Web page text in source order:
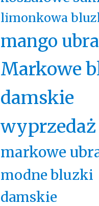
limonkowa
mango
Markowe
damskie
wyprzedaż
markowe
modne bluzki
damskie